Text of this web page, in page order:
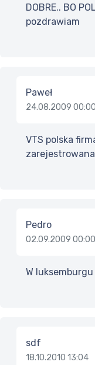
DOBRE.. BO
pozdrawiam
Paweł
24.08.2009 00:00
VTS polska
Pedro
02.09.2009 00:00
W luksemburgu
sdf
18.10.2010 13:04